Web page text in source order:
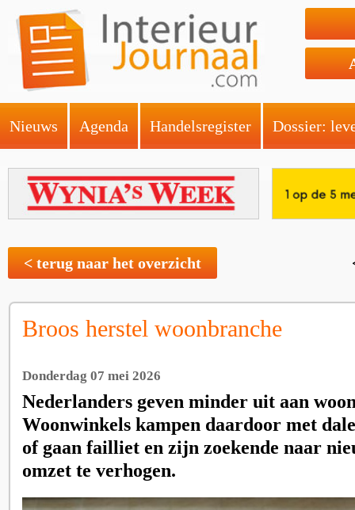
Nieuws Agenda Handelsregister Dossier:
< terug naar het overzicht
Broos herstel woonbranche
Donderdag 07 mei 2026
Nederlanders geven minder uit aan
Woonwinkels kampen daardoor met
of gaan failliet en zijn zoekende naar
omzet te verhogen.